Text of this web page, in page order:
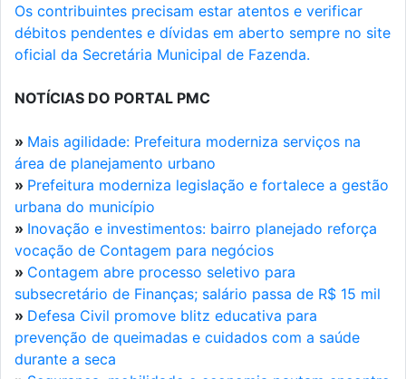
Os contribuintes precisam estar atentos e verificar
débitos pendentes e dívidas em aberto sempre no site
oficial da Secretária Municipal de Fazenda.
NOTÍCIAS DO PORTAL PMC
» Mais agilidade: Prefeitura moderniza serviços na
área de planejamento urbano
» Prefeitura moderniza legislação e fortalece a gestão
urbana do município
» Inovação e investimentos: bairro planejado reforça
vocação de Contagem para negócios
» Contagem abre processo seletivo para
subsecretário de Finanças; salário passa de R$ 15 mil
» Defesa Civil promove blitz educativa para
prevenção de queimadas e cuidados com a saúde
durante a seca